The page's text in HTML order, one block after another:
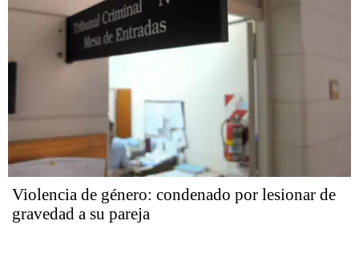
Violencia de género: condenado por lesionar de
gravedad a su pareja